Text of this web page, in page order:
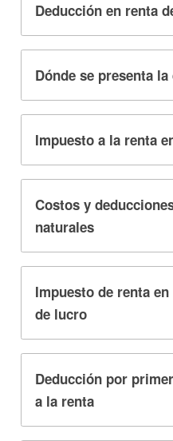
Deducción en renta
Dónde se presenta
Impuesto a la renta
Costos y
naturales
Impuesto de renta
de lucro
Deducción por
a la renta